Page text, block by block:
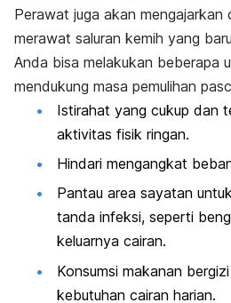
Perawat juga akan mengajarkan
merawat saluran kemih yang
Anda bisa melakukan beberapa
mendukung masa pemulihan
Istirahat yang cukup dan
aktivitas fisik ringan.
Hindari mengangkat
Pantau area sayatan
tanda infeksi, seperti
keluarnya cairan.
Konsumsi makanan
kebutuhan cairan harian.